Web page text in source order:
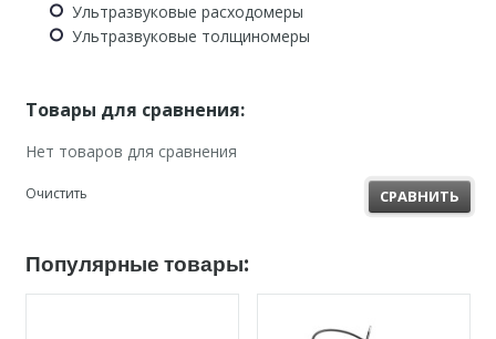
Ультразвуковые расходомеры
Ультразвуковые толщиномеры
Товары для сравнения:
Нет товаров для сравнения
Очистить СРАВНИТЬ
Популярные товары: